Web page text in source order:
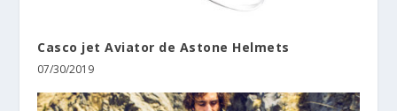
Casco jet Aviator de Astone Helmets
07/30/2019